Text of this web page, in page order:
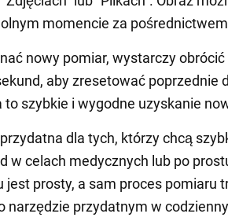
momencie za
nowy pomiar, wystarczy
aby zresetować poprzednie
to szybkie i wygodne uzyskanie
dla tych, którzy chcą
w celach medycznych lub po
jest prosty, a sam proces pomiaru
narzędzie przydatnym w